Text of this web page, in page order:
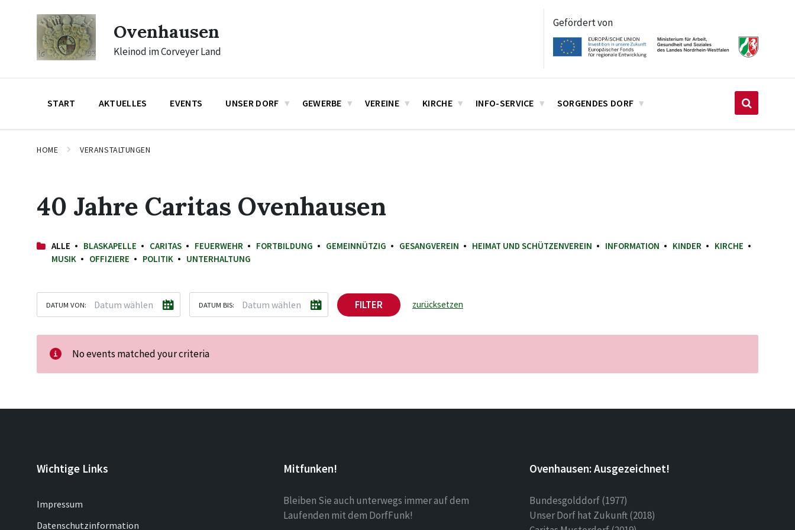
navigation
Ovenhausen
Kleinod im Corveyer Land
Gefördert von
START AKTUELLES EVENTS UNSER DORF GEWERBE VEREINE KIRCHE INFO-SERVICE SORGENDES DORF
HOME VERANSTALTUNGEN
40 Jahre Caritas Ovenhausen
ALLE BLASKAPELLE CARITAS FEUERWEHR FORTBILDUNG GEMEINNÜTZIG GESANGVEREIN HEIMAT UND SCHÜTZENVEREIN INFORMATION KINDER
KIRCHE
MUSIK
OFFIZIERE POLITIK UNTERHALTUNG
DATUM VON: DATUM BIS: FILTER zurücksetzen
No events matched your criteria
Wichtige Links
Impressum
Datenschutzinformation
Mitfunken!
Bleiben Sie auch unterwegs immer auf dem
Laufenden mit dem DorfFunk!
Ovenhausen: Ausgezeichnet!
Bundesgolddorf (1977)
Unser Dorf hat Zukunft (2018)